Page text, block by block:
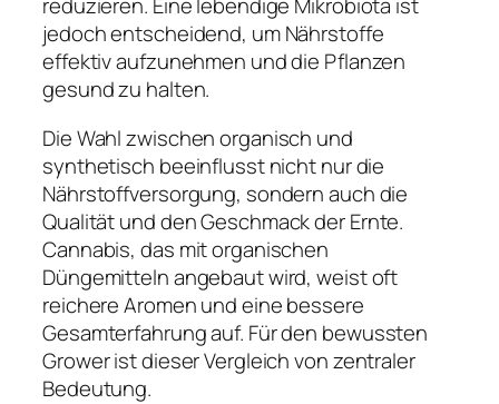
reduzieren. Eine lebendige Mikrobiota ist
jedoch entscheidend, um Nährstoffe
effektiv aufzunehmen und die Pflanzen
gesund zu halten.
Die Wahl zwischen organisch und
synthetisch beeinflusst nicht nur die
Nährstoffversorgung, sondern auch die
Qualität und den Geschmack der Ernte.
Cannabis, das mit organischen
Düngemitteln angebaut wird, weist oft
reichere Aromen und eine bessere
Gesamterfahrung auf. Für den bewussten
Grower ist dieser Vergleich von zentraler
Bedeutung.